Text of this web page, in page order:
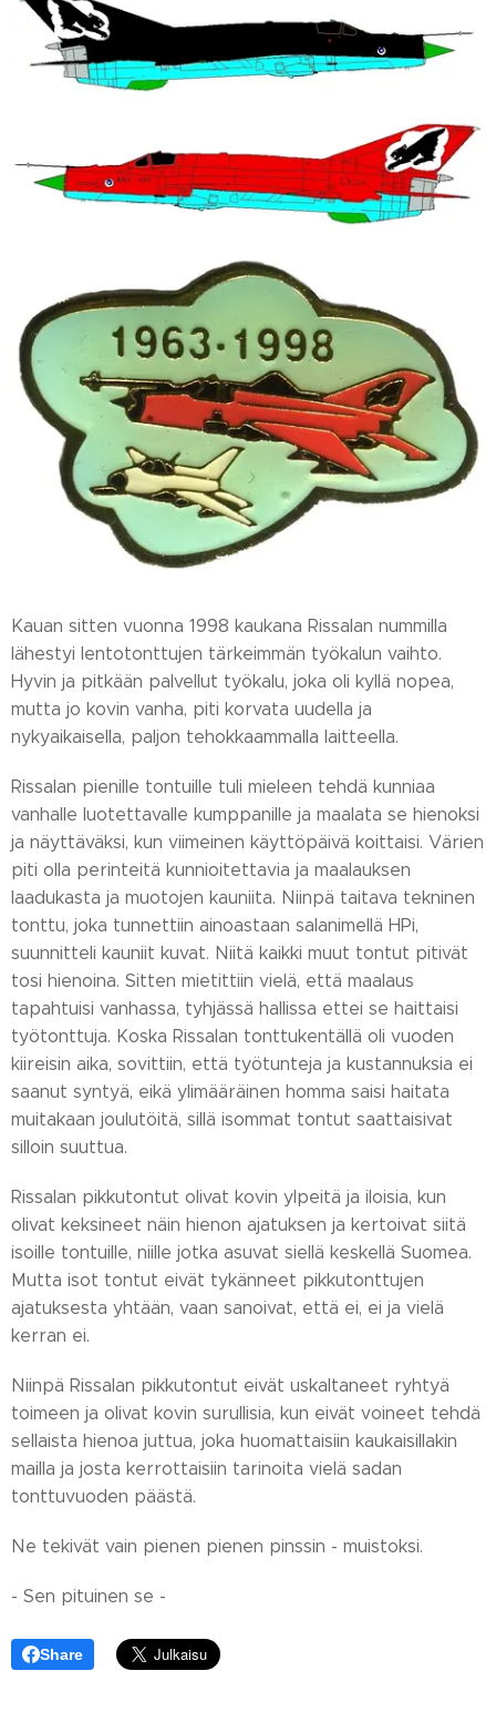
Kauan sitten vuonna 1998 kaukana Rissalan nummilla
lähestyi lentotonttujen tärkeimmän työkalun vaihto.
Hyvin ja pitkään palvellut työkalu, joka oli kyllä nopea,
mutta jo kovin vanha, piti korvata uudella ja
nykyaikaisella, paljon tehokkaammalla laitteella.
Rissalan pienille tontuille tuli mieleen tehdä kunniaa
vanhalle luotettavalle kumppanille ja maalata se hienoksi
ja näyttäväksi, kun viimeinen käyttöpäivä koittaisi. Värien
piti olla perinteitä kunnioitettavia ja maalauksen
laadukasta ja muotojen kauniita. Niinpä taitava tekninen
tonttu, joka tunnettiin ainoastaan salanimellä HPi,
suunnitteli kauniit kuvat. Niitä kaikki muut tontut pitivät
tosi hienoina. Sitten mietittiin vielä, että maalaus
tapahtuisi vanhassa, tyhjässä hallissa ettei se haittaisi
työtonttuja. Koska Rissalan tonttukentällä oli vuoden
kiireisin aika, sovittiin, että työtunteja ja kustannuksia ei
saanut syntyä, eikä ylimääräinen homma saisi haitata
muitakaan joulutöitä, sillä isommat tontut saattaisivat
silloin suuttua.
Rissalan pikkutontut olivat kovin ylpeitä ja iloisia, kun
olivat keksineet näin hienon ajatuksen ja kertoivat siitä
isoille tontuille, niille jotka asuvat siellä keskellä Suomea.
Mutta isot tontut eivät tykänneet pikkutonttujen
ajatuksesta yhtään, vaan sanoivat, että ei, ei ja vielä
kerran ei.
Niinpä Rissalan pikkutontut eivät uskaltaneet ryhtyä
toimeen ja olivat kovin surullisia, kun eivät voineet tehdä
sellaista hienoa juttua, joka huomattaisiin kaukaisillakin
mailla ja josta kerrottaisiin tarinoita vielä sadan
tonttuvuoden päästä.
Ne tekivät vain pienen pienen pinssin - muistoksi.
- Sen pituinen se -
Share